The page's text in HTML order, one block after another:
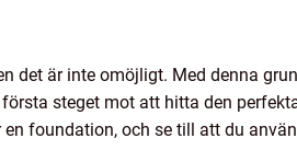
det är inte omöjligt. Med denna
steget mot att hitta den
foundation, och se till att du